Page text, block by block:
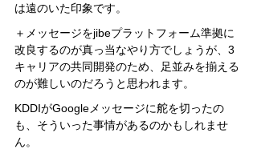
は遠のいた印象です。
＋メッセージをjibeプラットフォーム準拠に
改良するのが真っ当なやり方でしょうが、3
キャリアの共同開発のため、足並みを揃える
のが難しいのだろうと思われます。
KDDIがGoogleメッセージに舵を切ったの
も、そういった事情があるのかもしれませ
ん。